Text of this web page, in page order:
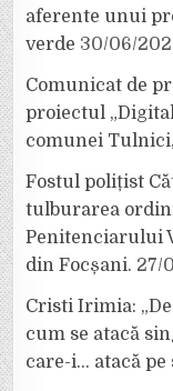
aferente unui
verde 30/06/
Comunicat de
proiectul
comunei
Fostul polițist
tulburarea
Penitenciarului
din Focșani. 27/
Cristi Irimia:
cum se atacă
care-i… atacă pe